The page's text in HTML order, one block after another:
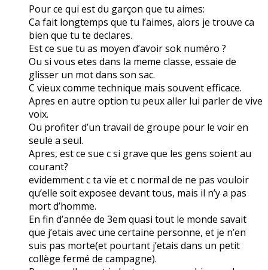
Pour ce qui est du garçon que tu aimes:
Ca fait longtemps que tu l’aimes, alors je trouve ca
bien que tu te declares.
Est ce sue tu as moyen d’avoir sok numéro ?
Ou si vous etes dans la meme classe, essaie de
glisser un mot dans son sac.
C vieux comme technique mais souvent efficace.
Apres en autre option tu peux aller lui parler de vive
voix.
Ou profiter d’un travail de groupe pour le voir en
seule a seul.
Apres, est ce sue c si grave que les gens soient au
courant?
evidemment c ta vie et c normal de ne pas vouloir
qu’elle soit exposee devant tous, mais il n’y a pas
mort d’homme.
En fin d’année de 3em quasi tout le monde savait
que j’etais avec une certaine personne, et je n’en
suis pas morte(et pourtant j’etais dans un petit
collège fermé de campagne).